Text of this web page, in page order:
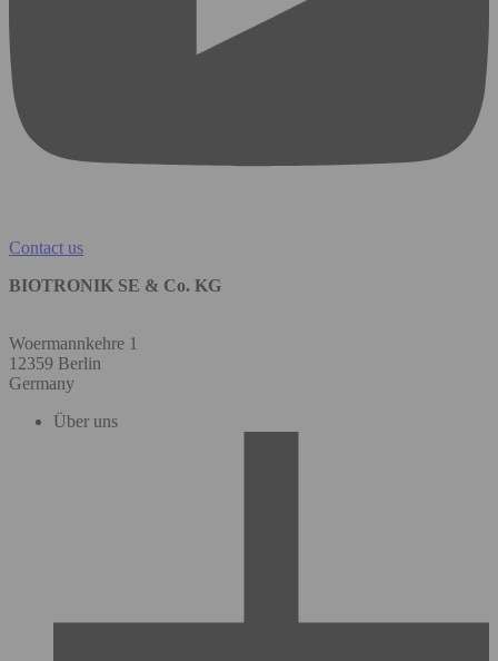
Contact us
BIOTRONIK SE & Co. KG
Woermannkehre 1
12359 Berlin
Germany
Über uns